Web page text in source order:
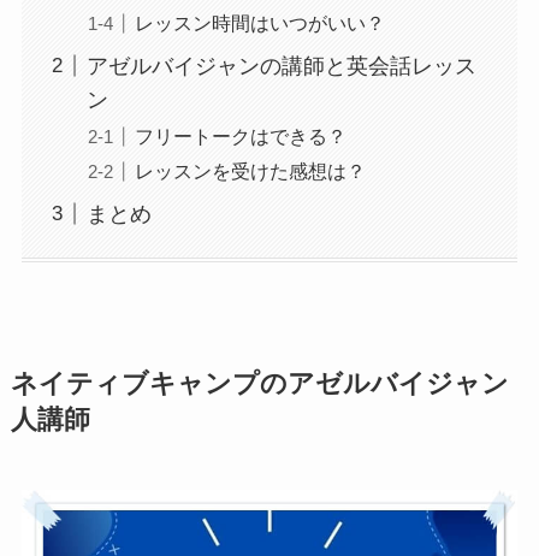
レッスン時間はいつがいい？
アゼルバイジャンの講師と英会話レッス
ン
フリートークはできる？
レッスンを受けた感想は？
まとめ
ネイティブキャンプのアゼルバイジャン
人講師